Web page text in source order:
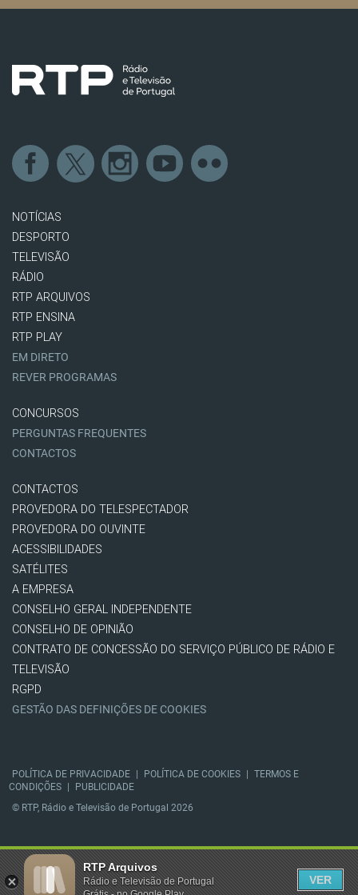
NOTÍCIAS
DESPORTO
TELEVISÃO
RÁDIO
RTP ARQUIVOS
RTP ENSINA
RTP PLAY
EM DIRETO
REVER PROGRAMAS
CONCURSOS
PERGUNTAS FREQUENTES
CONTACTOS
CONTACTOS
PROVEDORA DO TELESPECTADOR
PROVEDORA DO OUVINTE
ACESSIBILIDADES
SATÉLITES
A EMPRESA
CONSELHO GERAL INDEPENDENTE
CONSELHO DE OPINIÃO
CONTRATO DE CONCESSÃO DO SERVIÇO PÚBLICO DE RÁDIO E
TELEVISÃO
RGPD
GESTÃO DAS DEFINIÇÕES DE COOKIES
POLÍTICA DE PRIVACIDADE POLÍTICA DE COOKIES
TERMOS E
CONDIÇÕES
PUBLICIDADE
© RTP, Rádio e Televisão de Portugal 2026
RTP Arquivos
Rádio e Televisão de Portugal
VER